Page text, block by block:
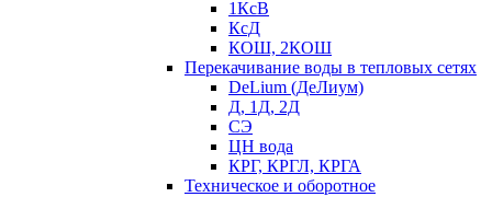
1КсВ
КсД
КОШ, 2КОШ
Перекачивание воды в тепловых сетях
DeLium (ДеЛиум)
Д, 1Д, 2Д
СЭ
ЦН вода
КРГ, КРГЛ, КРГА
Техническое и оборотное